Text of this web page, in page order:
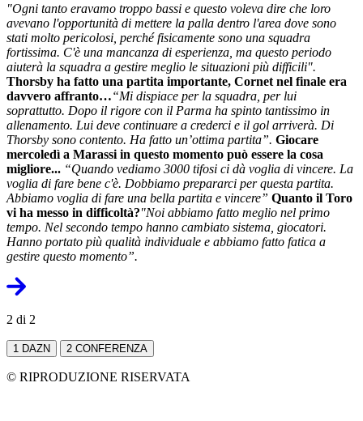
"Ogni tanto eravamo troppo bassi e questo voleva dire che loro
avevano l'opportunità di mettere la palla dentro l'area dove sono
stati molto pericolosi, perché fisicamente sono una squadra
fortissima. C'è una mancanza di esperienza, ma questo periodo
aiuterà la squadra a gestire meglio le situazioni più difficili".
Thorsby ha fatto una partita importante, Cornet nel finale era
davvero affranto…“Mi dispiace per la squadra, per lui
soprattutto. Dopo il rigore con il Parma ha spinto tantissimo in
allenamento. Lui deve continuare a crederci e il gol arriverà. Di
Thorsby sono contento. Ha fatto un’ottima partita”. Giocare
mercoledì a Marassi in questo momento può essere la cosa
migliore... “Quando vediamo 3000 tifosi ci dà voglia di vincere. La
voglia di fare bene c'è. Dobbiamo prepararci per questa partita.
Abbiamo voglia di fare una bella partita e vincere” Quanto il Toro
vi ha messo in difficoltà?"Noi abbiamo fatto meglio nel primo
tempo. Nel secondo tempo hanno cambiato sistema, giocatori.
Hanno portato più qualità individuale e abbiamo fatto fatica a
gestire questo momento”.
2 di 2
1 DAZN 2 CONFERENZA
© RIPRODUZIONE RISERVATA